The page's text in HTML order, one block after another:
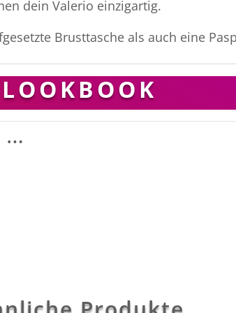
dein Valerio einzigartig.
Brusttasche als auch eine
LOOKBOOK
…